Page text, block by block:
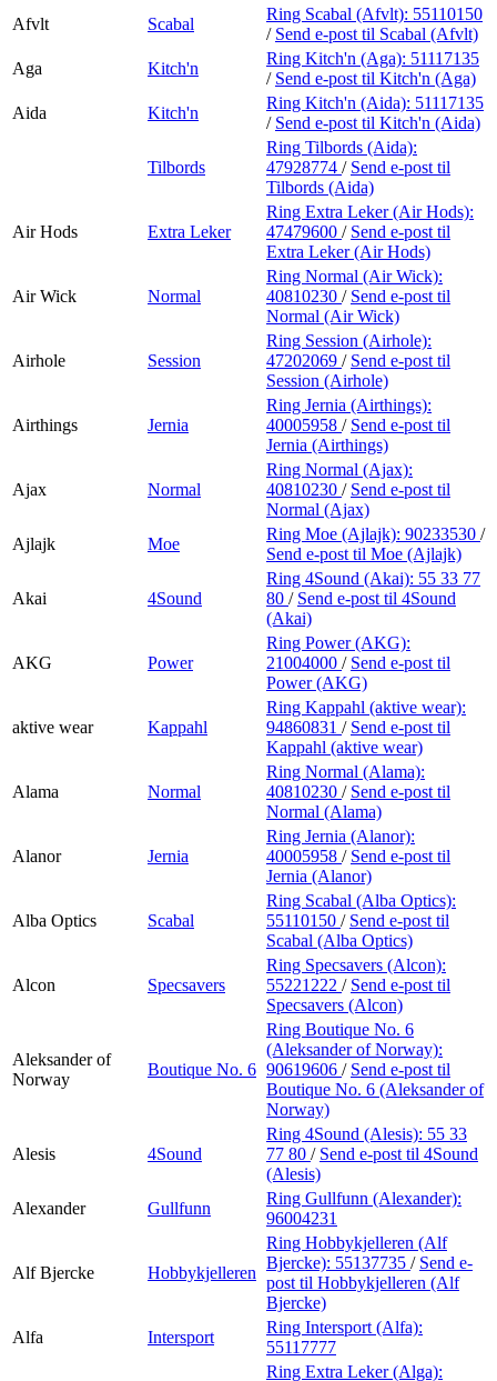
Afvlt
Scabal
Ring Scabal (Afvlt): 55110150
/ Send e-post til Scabal (Afvlt)
Aga
Kitch'n
Ring Kitch'n (Aga): 51117135
/ Send e-post til Kitch'n (Aga)
Aida
Kitch'n
Ring Kitch'n (Aida): 51117135
/ Send e-post til Kitch'n (Aida)
Tilbords
Ring Tilbords (Aida):
47928774 / Send e-post til
Tilbords (Aida)
Air Hods Extra Leker
Ring Extra Leker (Air Hods):
47479600 / Send e-post til
Extra Leker (Air Hods)
Air Wick Normal
Ring Normal (Air Wick):
40810230 / Send e-post til
Normal (Air Wick)
Airhole Session
Ring Session (Airhole):
47202069 / Send e-post til
Session (Airhole)
Airthings Jernia
Ring Jernia (Airthings):
40005958 / Send e-post til
Jernia (Airthings)
Ajax Normal
Ring Normal (Ajax):
40810230 / Send e-post til
Normal (Ajax)
Ajlajk
Moe
Ring Moe (Ajlajk): 90233530 /
Send e-post til Moe (Ajlajk)
Akai 4Sound
Ring 4Sound (Akai): 55 33 77
80 / Send e-post til 4Sound
(Akai)
AKG Power
Ring Power (AKG):
21004000 / Send e-post til
Power (AKG)
aktive wear Kappahl
Ring Kappahl (aktive wear):
94860831 / Send e-post til
Kappahl (aktive wear)
Alama Normal
Ring Normal (Alama):
40810230 / Send e-post til
Normal (Alama)
Alanor Jernia
Ring Jernia (Alanor):
40005958 / Send e-post til
Jernia (Alanor)
Alba Optics Scabal
Ring Scabal (Alba Optics):
55110150 / Send e-post til
Scabal (Alba Optics)
Alcon Specsavers
Ring Specsavers (Alcon):
55221222 / Send e-post til
Specsavers (Alcon)
Aleksander of
Norway
Boutique No. 6
Ring Boutique No. 6
(Aleksander of Norway):
90619606 / Send e-post til
Boutique No. 6 (Aleksander of
Norway)
Alesis 4Sound
Ring 4Sound (Alesis): 55 33
77 80 / Send e-post til 4Sound
(Alesis)
Alexander
Gullfunn
Ring Gullfunn (Alexander):
96004231
Alf Bjercke Hobbykjelleren
Ring Hobbykjelleren (Alf
Bjercke): 55137735 / Send e-
post til Hobbykjelleren (Alf
Bjercke)
Alfa
Intersport
Ring Intersport (Alfa):
55117777
Ring Extra Leker (Alga):